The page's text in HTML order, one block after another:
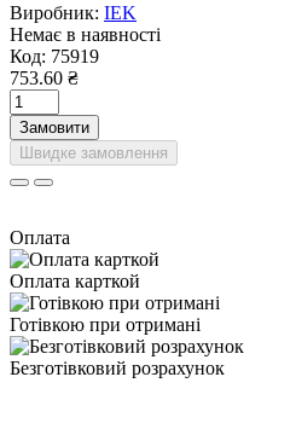
Виробник: IEK
Немає в наявності
Код: 75919
753.60 ₴
Замовити
Швидке замовлення
Оплата
Оплата карткой
Готівкою при отримані
Безготівковий розрахунок